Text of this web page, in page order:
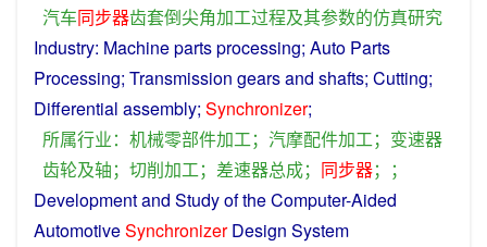
汽车同步器齿套倒尖角加工过程及其参数的仿真研究
Industry: Machinepartsprocessing; Auto Parts
Processing; Transmission gearsand shafts; Cutting;
Differential assembly; Synchronizer;
所属行业： 机械零部件加工； 汽摩配件加工； 变速器
齿轮及轴； 切削加工； 差速器总成； 同步器；；
Developmentand Studyofthe Computer-Aided
AutomotiveSynchronizerDesign System